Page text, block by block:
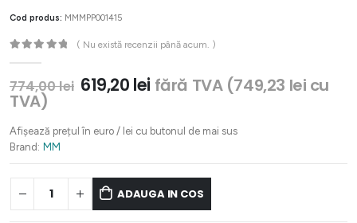
Cod produs: MMMPP001415
( Nu există recenzii până acum. )
774,00lei Prețul
inițial
fost:
619,20 lei Prețul
619,20 lei.
fără TVA (749,23 lei cu
TVA)
Afișează prețul în euro / lei cu butonul de mai sus
Brand: MM
ADAUGA IN COS